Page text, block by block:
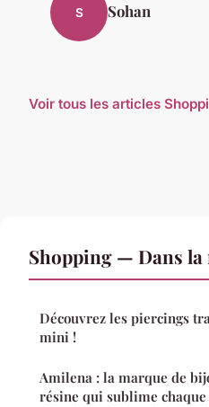
S Sohan
Voir tous les articles
Shopping — Dans
Découvrez les piercings
mini !
Amilena : la marque de
résine qui sublime